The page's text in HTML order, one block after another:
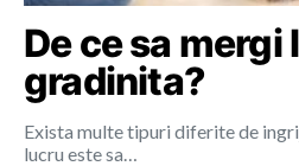
De ce sa mergi
gradinita?
Exista multe tipuri diferite de
lucru este sa…